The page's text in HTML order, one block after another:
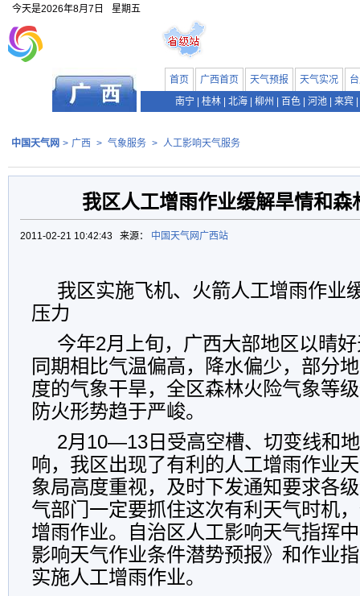
今天是2026年8月7日 星期五
首页 广西首页 天气预报 天气实况
南宁
桂林 北海 柳州 百色 河池 来宾
中国天气网 > 广西 > 气象服务 > 人工影响天气服务
我区人工增雨作业缓解旱情和森
2011-02-21 10:42:43 来源： 中国天气网广西站
我区实施飞机、火箭人工增雨作业
压力
今年2月上旬，广西大部地区以晴
同期相比气温偏高，降水偏少，部分
度的气象干旱，全区森林火险气象等
防火形势趋于严峻。
2月10—13日受高空槽、切变线和
响，我区出现了有利的人工增雨作业
象局高度重视，及时下发通知要求各
气部门一定要抓住这次有利天气时机
增雨作业。自治区人工影响天气指挥
影响天气作业条件潜势预报》和作业
实施人工增雨作业。